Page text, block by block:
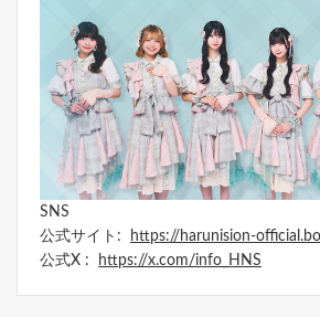
SNS
公式サイト:
https://harunision-
公式X :
https://x.com/info_HNS